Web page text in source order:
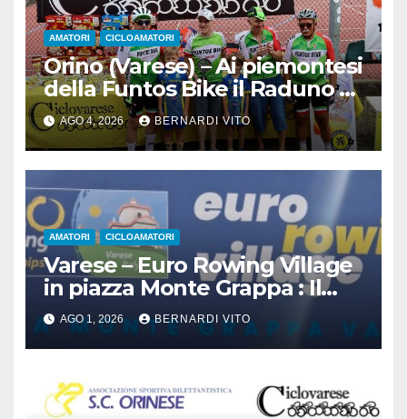
AMATORI CICLOAMATORI
Orino (Varese) – Ai piemontesi
della Funtos Bike il Raduno di
Orino
AGO 4, 2026 BERNARDI VITO
AMATORI CICLOAMATORI
Varese – Euro Rowing Village
in piazza Monte Grappa : Il
Canottaggio ospita il Ciclismo
AGO 1, 2026 BERNARDI VITO